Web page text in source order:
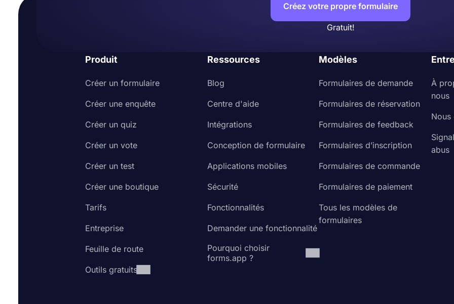
Créez votre propre formulaire
Gratuit!
Produit
Créer un formulaire
Créer une enquête
Créer un quiz
Créer un vote
Créer un test
Créer une boutique
Tarifs
Entreprise
Feuille de route
Outils gratuits
Ressources
Blog
Centre d'aide
Intégrations
Conception de formulaire
Applications mobiles
Sécurité
Fonctionnalités
Demander une fonctionnalité
Pourquoi choisir
forms.app ?
Modèles
Formulaires de demande
Formulaires de réservation
Formulaires de feedback
Formulaires d’inscription
Formulaires de commande
Formulaires de paiement
Tous les modèles de
formulaires
À
nous
Nous
abus